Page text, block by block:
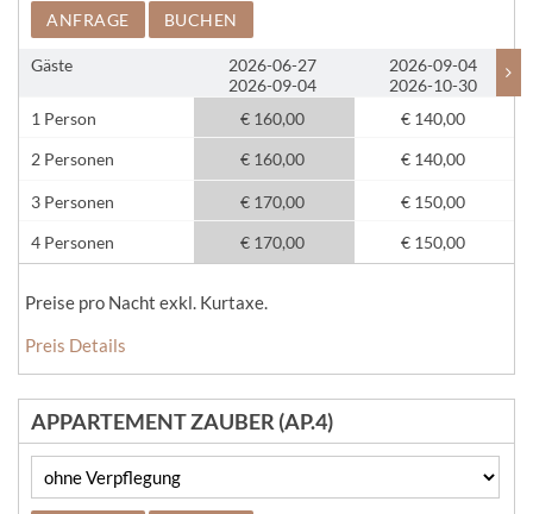
ANFRAGE BUCHEN
Gäste
1 Person
2 Personen
3 Personen
4 Personen
2026-06-27
2026-09-04
€ 160,00
€ 160,00
€ 170,00
€ 170,00
2026-09-04
2026-10-30
€ 140,00
€ 140,00
€ 150,00
€ 150,00
Preise pro Nacht exkl. Kurtaxe.
Preis Details
APPARTEMENT ZAUBER (AP.4)